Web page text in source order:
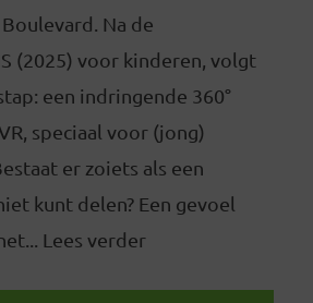
Na de
(2025) voor kinderen, volgt
een indringende 360°
speciaal voor (jong)
er zoiets als een
kunt delen? Een gevoel
Lees verder